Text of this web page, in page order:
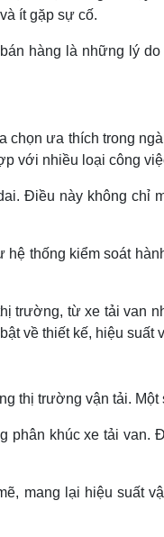
ít gặp sự cố.
hàng là những lý
ưa thích trong
với nhiều loại công
Điều này không chỉ
thống kiểm soát
trường, từ xe tải van
về thiết kế, hiệu suất
thị trường vận tải.
khúc xe tải van.
mang lại hiệu suất